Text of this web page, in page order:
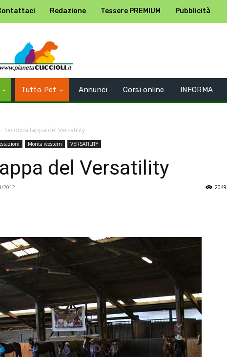
Redazione Tessere PREMIUM Pubblicità
Tutto Pet Annunci Corsi online INFORMA
Seconda tappa del Versatility
Monta western VERSATILITY
del Versatility
2012 2049